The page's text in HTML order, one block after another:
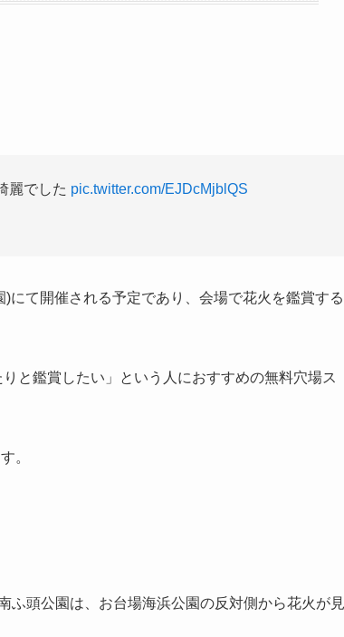
麗でした pic.twitter.com/EJDcMjblQS
て開催される予定であり、会場で花火を鑑賞する
と鑑賞したい」という人におすすめの無料穴場ス
。
ふ頭公園は、お台場海浜公園の反対側から花火が見